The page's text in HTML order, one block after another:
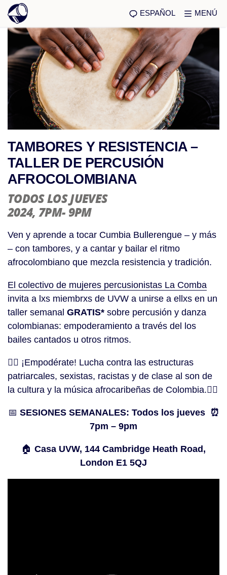
ESPAÑOL MENÚ
TAMBORES Y RESISTENCIA –
TALLER DE PERCUSIÓN
AFROCOLOMBIANA
TODOS LOS JUEVES
2024, 7PM- 9PM
Ven y aprende a tocar Cumbia Bullerengue – y más
– con tambores, y a cantar y bailar el ritmo
afrocolombiano que mezcla resistencia y tradición.
El colectivo de mujeres percusionistas La Comba
invita a lxs miembrxs de UVW a unirse a ellxs en un
taller semanal GRATIS* sobre percusión y danza
colombianas: empoderamiento a través del los
bailes cantados u otros ritmos.
✊🏽 ¡Empodérate! Lucha contra las estructuras
patriarcales, sexistas, racistas y de clase al son de
la cultura y la música afrocaribeñas de Colombia.✊🏽
📅 SESIONES SEMANALES: Todos los jueves ⏰
7pm – 9pm
🏠 Casa UVW, 144 Cambridge Heath Road,
London E1 5QJ